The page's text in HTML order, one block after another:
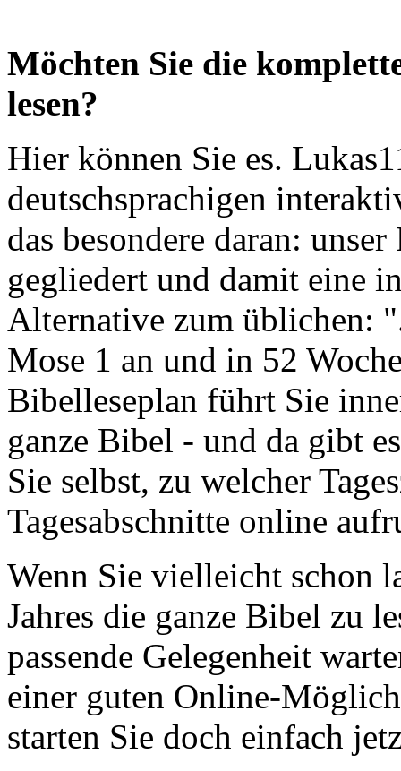
Möchten Sie die
lesen?
Hier können Sie es.
deutschsprachigen
das besondere daran:
gegliedert und damit eine
Alternative zum üblichen:
Mose 1 an und in 52
Bibelleseplan führt Sie
ganze Bibel - und da gibt
Sie selbst, zu welcher
Tagesabschnitte online
Wenn Sie vielleicht schon
Jahres die ganze Bibel zu
passende Gelegenheit
einer guten Online-
starten Sie doch einfach